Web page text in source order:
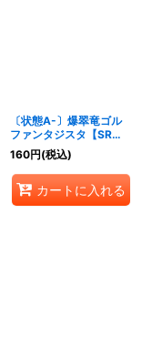
〔状態A-〕爆翠竜ゴル
ファンタジスタ【SR】
{24RP4秘11/秘24}
《多》
160円(税込)
カートに入れる